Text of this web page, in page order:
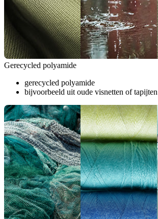
Gerecycled polyamide
gerecycled polyamide
bijvoorbeeld uit oude visnetten of tapijten